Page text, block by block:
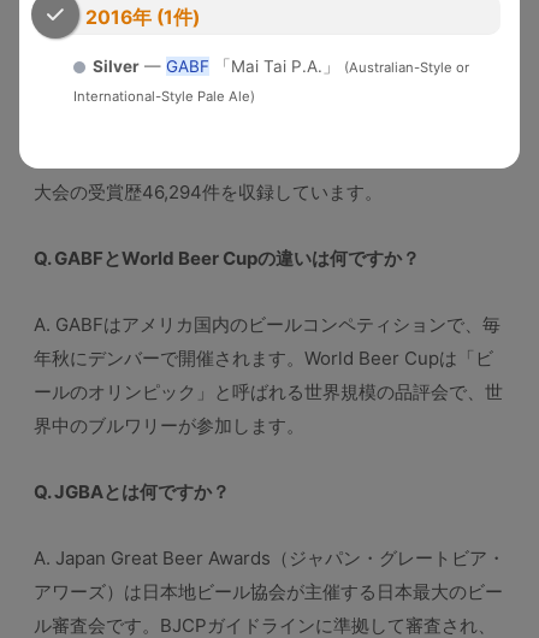
2016年 (1件)
Silver— GABF 「Mai Tai P.A.」
(Australian-Style or
International-Style Pale Ale)
A. GABF（1983〜2025年）、AIBA（2015〜2025年）、
WBC（1996〜2026年）、USOB（2010〜2025年）、
IBC（2006〜2025年）、BBC（2018〜2025年）、
大会の受賞歴46,294件を収録しています。
Q. GABFとWorld Beer Cupの違いは何ですか？
A. GABFはアメリカ国内のビールコンペティションで、毎
年秋にデンバーで開催されます。World Beer Cupは「ビ
ールのオリンピック」と呼ばれる世界規模の品評会で、世
界中のブルワリーが参加します。
Q. JGBAとは何ですか？
A. Japan Great Beer Awards（ジャパン・グレートビア・
アワーズ）は日本地ビール協会が主催する日本最大のビー
ル審査会です。BJCPガイドラインに準拠して審査され、